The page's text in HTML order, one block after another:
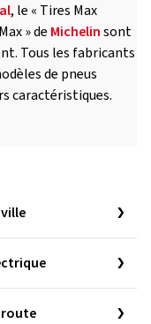
, le « Tires Max
» de Michelinsont
Tous les fabricants
de pneus
caractéristiques.
route